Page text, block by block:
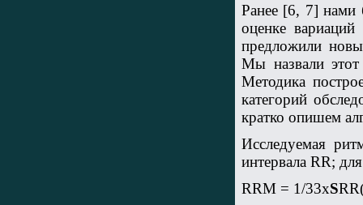
Ранее [6, 7] нами
оценке
предложили
Мы назвали
Методика
категорий
кратко опишем
Исследуемая
интервала RR;
RRM = 1/33хS